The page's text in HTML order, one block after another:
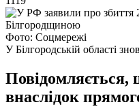
Фото: Соцмережі
У Білгородській області
Повідомляється,
внаслідок